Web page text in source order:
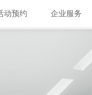
动预约 企业服务